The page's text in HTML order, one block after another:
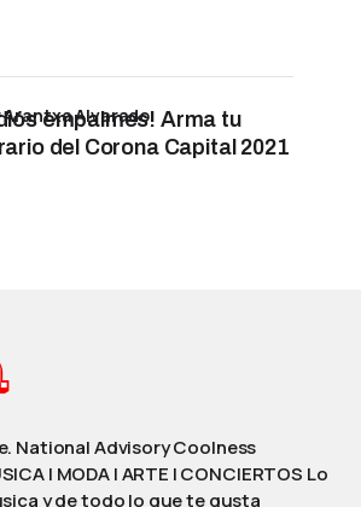
empalmes! Arma tu
del Corona Capital 2021
Arantxa Alvarado
National Advisory Coolness
| MODA | ARTE | CONCIERTOS Lo
y de todo lo que te gusta